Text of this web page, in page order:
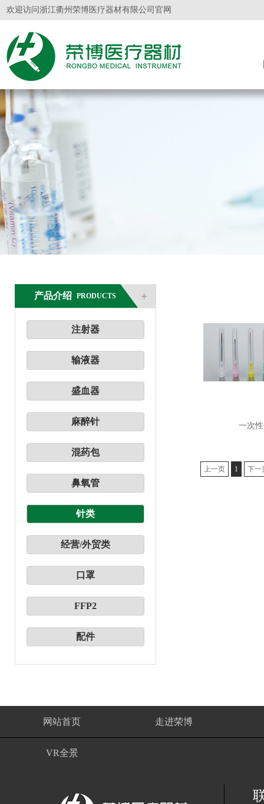
欢迎访问浙江衢州荣博医疗器材有限公司官网
产品介绍 PRODUCTS
注射器
输液器
盛血器
麻醉针
混药包
鼻氧管
针类
经营/外贸类
口罩
FFP2
配件
一次
上一页 1 下一
网站首页 走进荣博
VR全景